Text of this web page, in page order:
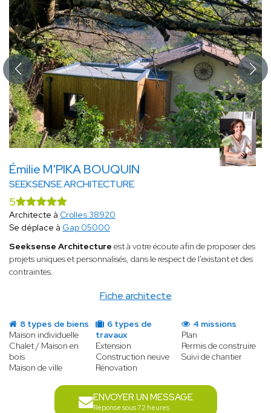
Émilie M'PIKA BOUQUIN
SEEKSENSE ARCHITECTURE
Fiche architecte
5
Architecte à Crolles 38920
Se déplace à Gap 05000
Seeksense Architecture est à votre écoute afin de proposer des
projets uniques et personnalisés, dans le respect de l'existant et des
contraintes.
8 types de biens
Maison individuelle
Chalet / Maison en
bois
Maison de ville
6 types de
travaux
Extension
Construction neuve
Rénovation
4 missions
Plan
Permis de construire
Suivi de chantier
ENVOYER UN MESSAGE
Réponse sous 72 heures